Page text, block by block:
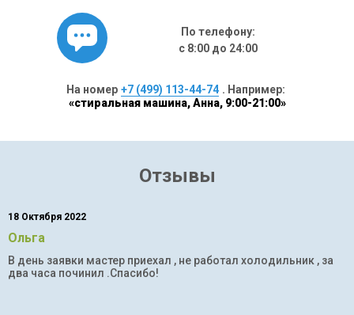
По телефону:
с 8:00 до 24:00
На номер +7 (499) 113-44-74 . Например:
«стиральная машина, Анна, 9:00-21:00»
Отзывы
18 Октября 2022
Ольга
В день заявки мастер приехал , не работал холодильник , за
два часа починил .Спасибо!